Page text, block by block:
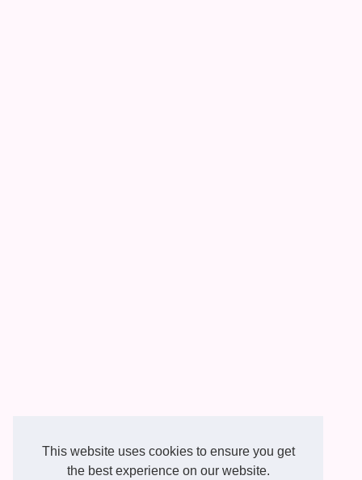
This website uses cookies to ensure you get
the best experience on our website.